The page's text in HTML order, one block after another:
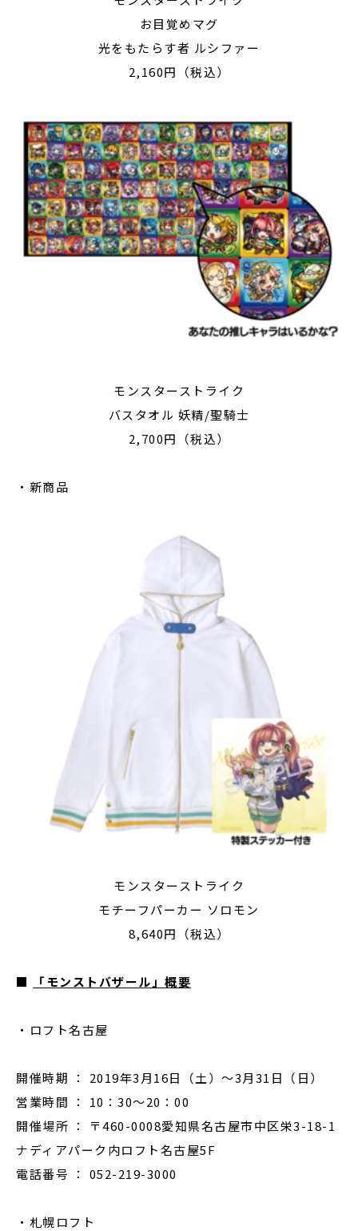
お目覚めマグ
光をもたらす者 ルシファー
2,160円（税込）
モンスターストライク
バスタオル 妖精/聖騎士
2,700円（税込）
・新商品
モンスターストライク
モチーフパーカー ソロモン
8,640円（税込）
■ 「モンストバザール」概要
・ロフト名古屋
開催時期 ： 2019年3月16日（土）～3月31日（日）
営業時間 ： 10：30～20：00
開催場所 ： 〒460-0008愛知県名古屋市中区栄3-18-1
ナディアパーク内ロフト名古屋5F
電話番号 ： 052-219-3000
・札幌ロフト